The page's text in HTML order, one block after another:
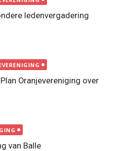
ledenvergadering
Oranjevereniging over
van Balle